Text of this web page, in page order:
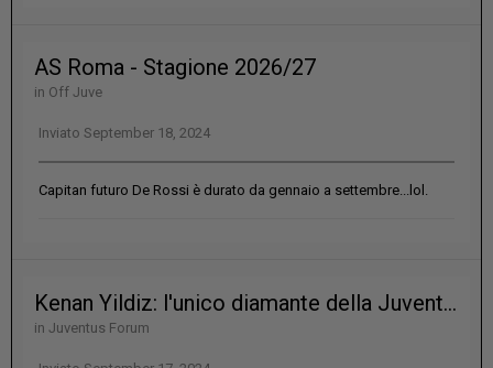
AS Roma - Stagione 2026/27
in Off Juve
Inviato September 18, 2024
Capitan futuro De Rossi è durato da gennaio a settembre...lol.
Kenan Yildiz: l'unico diamante della Juventus
in Juventus Forum